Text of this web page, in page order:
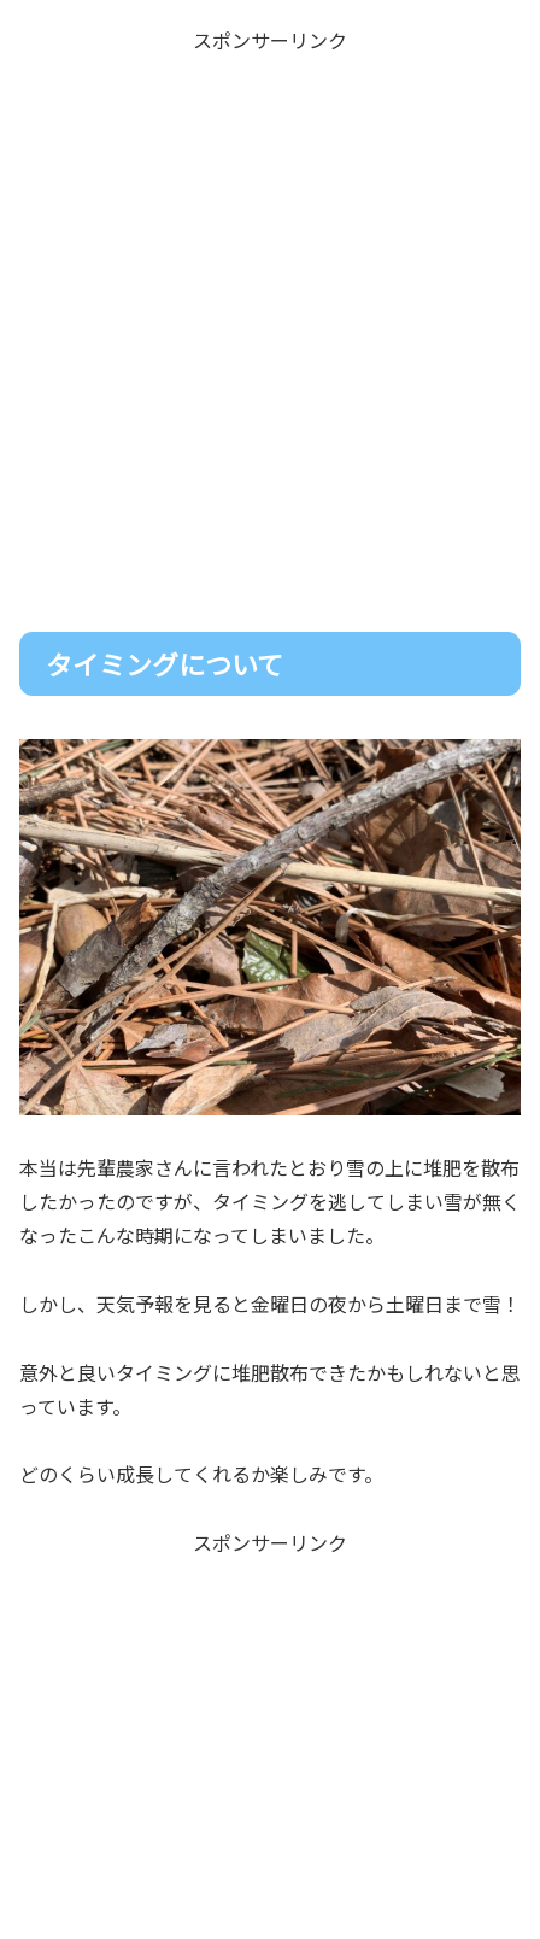
スポンサーリンク
タイミングについて
本当は先輩農家さんに言われたとおり雪の上に堆肥を散布
したかったのですが、タイミングを逃してしまい雪が無く
なったこんな時期になってしまいました。
しかし、天気予報を見ると金曜日の夜から土曜日まで雪！
意外と良いタイミングに堆肥散布できたかもしれないと思
っています。
どのくらい成長してくれるか楽しみです。
スポンサーリンク